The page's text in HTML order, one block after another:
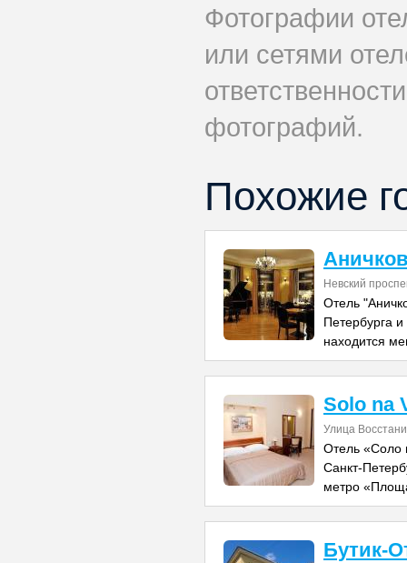
Фотографии
или сетями
фотографий.
Похожие
Невский
Отель
Петербурга
находится
Solo na
Улица
Отель «Соло
Санкт-
метро
Бутик-